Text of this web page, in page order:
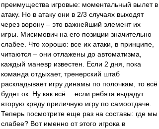
преимущества игровые: моментальный вылет в
атаку. Но в атаку они в 2/3 случаях выходят
через ворону – это важнейший элемент их
игры. Мисимович на его позиции значительно
слабее. Что хорошо: все их атаки, в принципе,
читаются – они отлажены до автоматизма,
каждый маневр известен. Если 2 дня, пока
команда отдыхает, тренерский штаб
раскладывает игру динамы по полочкам, то всё
будет ок. Ну как всё… если ребята выдадут
вторую кряду приличную игру по самоотдаче.
Теперь посмотрите еще раз на составы: где мы
слабее? Вот именно от этого игрока в